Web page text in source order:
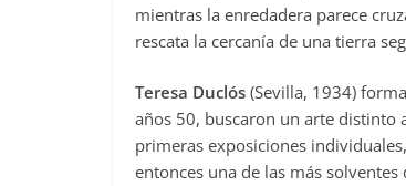
mientras la enredadera parece
rescata la cercanía de una tierra
Teresa Duclós (Sevilla, 1934)
años 50, buscaron un arte distinto
primeras exposiciones
entonces una de las más